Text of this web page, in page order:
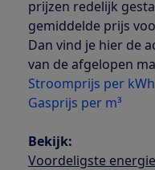
prijzen redelijk
gemiddelde prijs
Dan vind je hier de
van de afgelopen
Stroomprijs per kWh
Gasprijs per m³
Bekijk:
Voordeligste